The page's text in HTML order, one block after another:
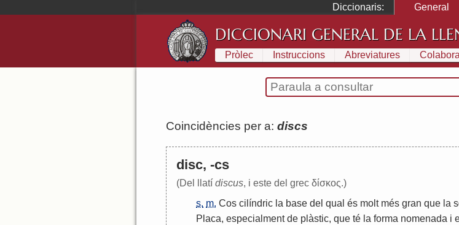
Diccionaris: General
DICCIONARI GENERAL DE LA
Pròlec Instruccions Abreviatures
Coincidències per a: discs
disc, -cs
(Del llatí discus, i este del grec δίσκος.)
s. m. Cos cilíndric la base del qual és molt més gran que la
Placa, especialment de plàstic, que té la forma nomenada i